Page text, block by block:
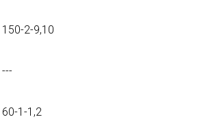
150-2-9,10
---
60-1-1,2